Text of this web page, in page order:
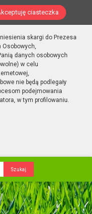
ciasteczka
skargi do Prezesa
Osobowych,
danych osobowych
w celu
nie będą podlegały
podejmowania
w tym profilowaniu.